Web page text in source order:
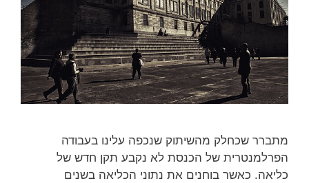
מתברר שכחלק מהשיתוק שנכפה עלינו בעבודה
הפרלמנטרית של הכנסת לא נקבע תקן חדש של
כליאה. כאשר בוחנים את נתוני הכליאה בשנים